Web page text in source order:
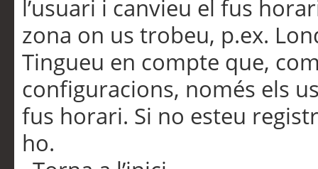
l’usuari i canvieu el fus
zona on us trobeu, p.ex.
Tingueu en compte que,
configuracions, només els
fus horari. Si no esteu
ho.